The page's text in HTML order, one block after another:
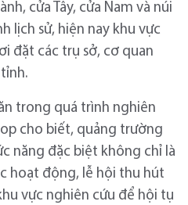
cửa Tây, cửa Nam và núi
lịch sử, hiện nay khu vực
đặt các trụ sở, cơ quan
trong quá trình nghiên
cho biết, quảng trường
năng đặc biệt không chỉ là
hoạt động, lễ hội thu hút
vực nghiên cứu để hội tụ